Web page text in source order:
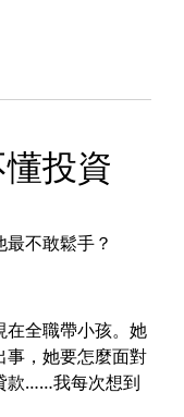
投資
不敢鬆手？
在全職帶小孩。她
事，她要怎麼面對
款……我每次想到